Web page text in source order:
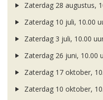
Zaterdag 28 augustus,
Zaterdag 10 juli, 10.00
Zaterdag 3 juli, 10.00
Zaterdag 26 juni, 10.00
Zaterdag 17 oktober,
Zaterdag 10 oktober,